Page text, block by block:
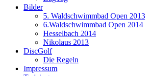
Bilder
5. Waldschwimmbad Open 2013
6.Waldschwimmbad Open 2014
Hesselbach 2014
Nikolaus 2013
DiscGolf
Die Regeln
Impressum